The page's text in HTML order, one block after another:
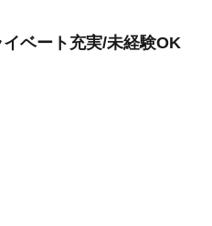
ベート充実/未経験OK